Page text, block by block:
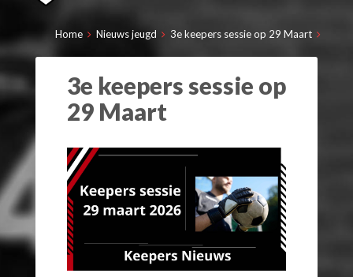
Home Nieuws jeugd 3e keepers sessie op 29 Maart
3e keepers sessie op
29 Maart